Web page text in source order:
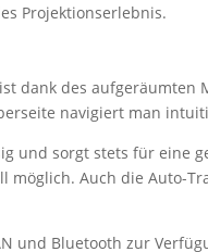
Projektionserlebnis.
dank des
navigiert man
und sorgt stets für eine
Auch die Auto-
und Bluetooth zur